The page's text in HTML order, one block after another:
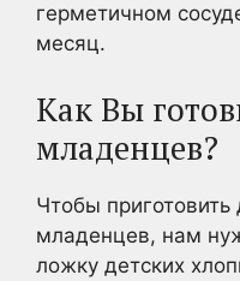
герметичном
месяц.
Как Вы
младенцев?
Чтобы
младенцев, нам
ложку детских